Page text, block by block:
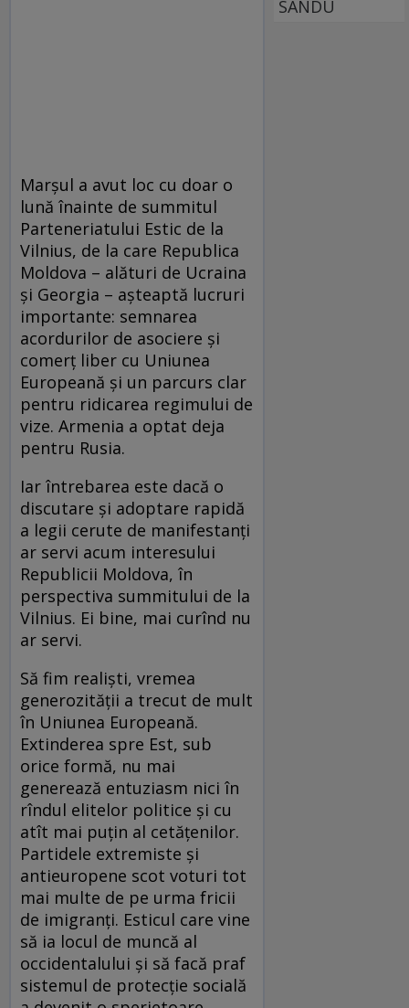
Marşul a avut loc cu doar o
lună înainte de summitul
Parteneriatului Estic de la
Vilnius, de la care Republica
Moldova – alături de Ucraina
şi Georgia – aşteaptă lucruri
importante: semnarea
acordurilor de asociere şi
comerţ liber cu Uniunea
Europeană şi un parcurs clar
pentru ridicarea regimului de
vize. Armenia a optat deja
pentru Rusia.
Iar întrebarea este dacă o
discutare şi adoptare rapidă
a legii cerute de manifestanţi
ar servi acum interesului
Republicii Moldova, în
perspectiva summitului de la
Vilnius. Ei bine, mai curînd nu
ar servi.
Să fim realişti, vremea
generozităţii a trecut de mult
în Uniunea Europeană.
Extinderea spre Est, sub
orice formă, nu mai
generează entuziasm nici în
rîndul elitelor politice şi cu
atît mai puţin al cetăţenilor.
Partidele extremiste şi
antieuropene scot voturi tot
mai multe de pe urma fricii
de imigranţi. Esticul care vine
să ia locul de muncă al
occidentalului şi să facă praf
sistemul de protecţie socială
SANDU